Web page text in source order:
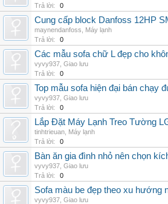
Trả lời:
0
Cung cấp block Danfoss 12HP
maynendanfoss
Máy lạnh
Trả lời:
0
Các mẫu sofa chữ L đẹp cho
vyvy937 Giao lưu
Trả lời:
0
Top mẫu sofa hiện đại bán chạy
vyvy937 Giao lưu
Trả lời:
0
Lắp Đặt Máy Lạnh Treo Tường
tinhtrieuan Máy lạnh
Trả lời:
0
Bàn ăn gia đình nhỏ nên chọn
vyvy937 Giao lưu
Trả lời:
0
Sofa màu be đẹp theo xu hướng
vyvy937 Giao lưu